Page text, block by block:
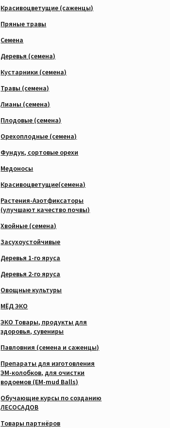
Красивоцветущие (саженцы)
Пряные травы
Семена
Деревья (семена)
Кустарники (семена)
Травы (семена)
Лианы (семена)
Плодовые (семена)
Орехоплодные (семена)
Фундук, сортовые орехи
Медоносы
Красивоцветущие(семена)
Растения-Азотфиксаторы
(улучшают качество почвы)
Хвойные (семена)
Засухоустойчивые
Деревья 1-го яруса
Деревья 2-го яруса
Овощные культуры
МЁД ЭКО
ЭКО Товары, продукты для
здоровья, сувениры
Павловния (семена и саженцы)
Препараты для изготовления
ЭМ-колобков, для очистки
водоемов (EM-mud Balls)
Обучающие курсы по созданию
ЛЕСОСАДОВ
Товары партнёров